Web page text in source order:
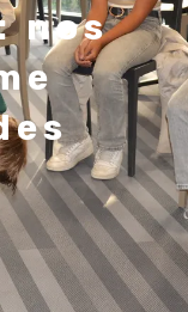
nos